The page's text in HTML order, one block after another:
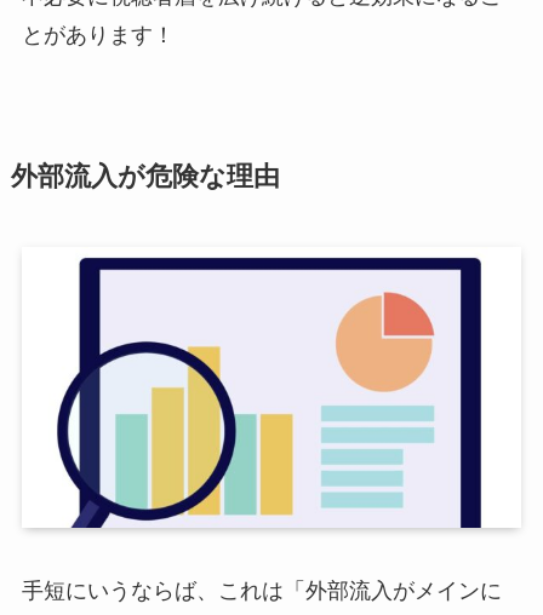
とがあります！
外部流入が危険な理由
手短にいうならば、これは「外部流入がメインに